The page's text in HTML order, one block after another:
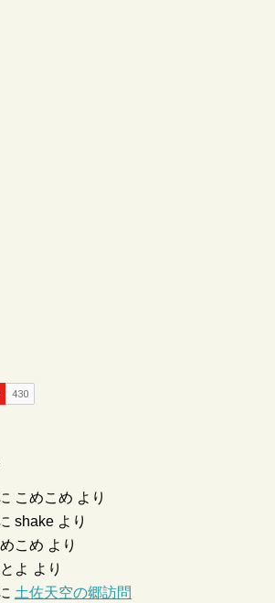
こめこめ より
shake より
こめ より
よ より
土佐天空の郷訪問